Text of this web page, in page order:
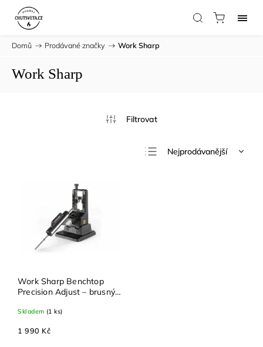
Domů / Prodávané značky / Work Sharp
Work Sharp
Nejprodávanější
Work Sharp Benchtop
Precision Adjust – brusný
nastavitelným úhlem
Skladem (1 ks)
1 990 Kč